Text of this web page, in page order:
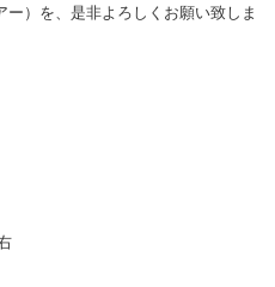
）を、是非よろしくお願い致しま